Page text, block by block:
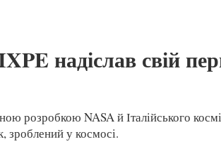
надіслав свій
розробкою NASA й Італійського
зроблений у космосі.